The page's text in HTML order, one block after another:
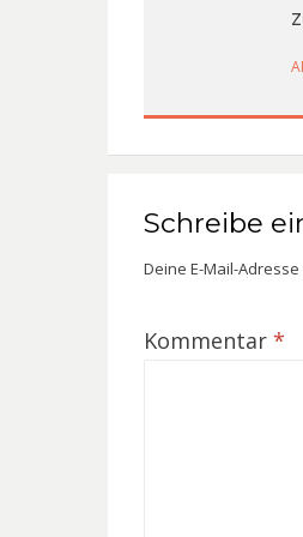
Schreibe
Deine E-Mail-
Kommentar *